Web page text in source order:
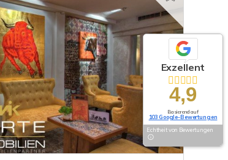
Exzellent
4,9
Basierend auf
103 Google-Bewertungen
Echtheit von Bewertungen